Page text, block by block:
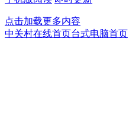
点击加载更多内容
中关村在线首页台式电脑首页